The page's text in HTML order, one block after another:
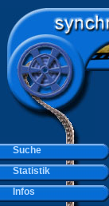
Suche
Statistik
Infos